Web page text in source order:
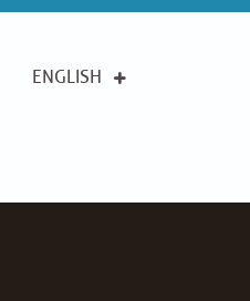
ENGLISH